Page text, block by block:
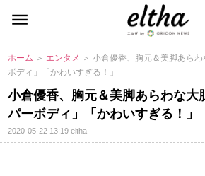
ホーム ＞ エンタメ ＞ 小倉優香、胸元＆美脚あら
ボディ」「かわいすぎる！」
小倉優香、胸元＆美脚あらわな大
パーボディ」「かわいすぎる！」
2020-05-22 13:19eltha